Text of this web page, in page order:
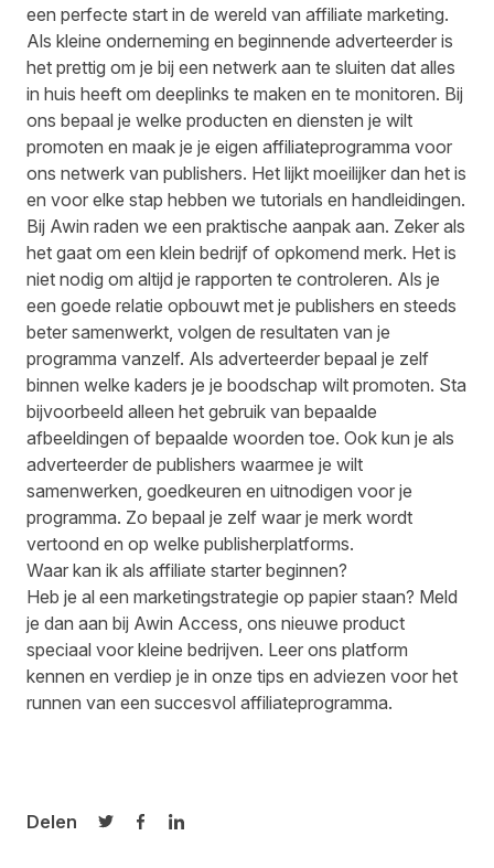
een perfecte start in de wereld van affiliate marketing.
Als kleine onderneming en beginnende adverteerder is
het prettig om je bij een netwerk aan te sluiten dat alles
in huis heeft om deeplinks te maken en te monitoren. Bij
ons bepaal je welke producten en diensten je wilt
promoten en maak je je eigen affiliateprogramma voor
ons netwerk van publishers. Het lijkt moeilijker dan het is
en voor elke stap hebben we tutorials en handleidingen.
Bij Awin raden we een praktische aanpak aan. Zeker als
het gaat om een klein bedrijf of opkomend merk. Het is
niet nodig om altijd je rapporten te controleren. Als je
een goede relatie opbouwt met je publishers en steeds
beter samenwerkt, volgen de resultaten van je
programma vanzelf. Als adverteerder bepaal je zelf
binnen welke kaders je je boodschap wilt promoten. Sta
bijvoorbeeld alleen het gebruik van bepaalde
afbeeldingen of bepaalde woorden toe. Ook kun je als
adverteerder de publishers waarmee je wilt
samenwerken, goedkeuren en uitnodigen voor je
programma. Zo bepaal je zelf waar je merk wordt
vertoond en op welke publisherplatforms.
Waar kan ik als affiliate starter beginnen?
Heb je al een marketingstrategie op papier staan? Meld
je dan aan bij Awin Access, ons nieuwe product
speciaal voor kleine bedrijven. Leer ons platform
kennen en verdiep je in onze tips en adviezen voor het
runnen van een succesvol affiliateprogramma.
Delen
Delen op Twitter
Delen op Facebook
Delen op LinkedIn